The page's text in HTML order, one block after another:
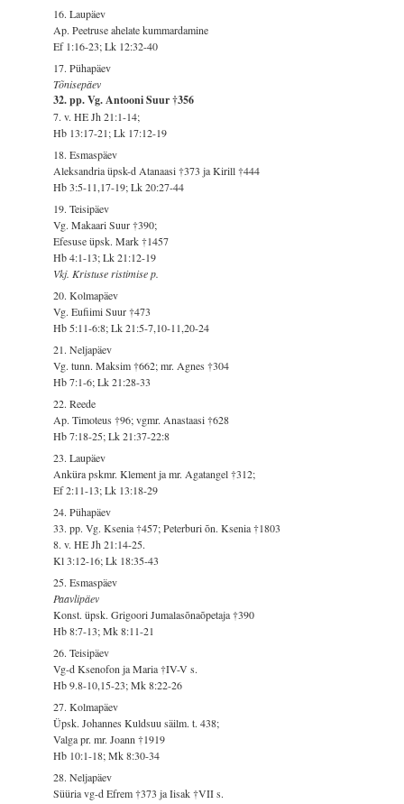
16. Laupäev
Ap. Peetruse ahelate kummardamine
Ef 1:16-23; Lk 12:32-40
17. Pühapäev
Tõnisepäev
32. pp. Vg. Antooni Suur †356
7. v. HE Jh 21:1-14;
Hb 13:17-21; Lk 17:12-19
18. Esmaspäev
Aleksandria üpsk-d Atanaasi †373 ja Kirill †444
Hb 3:5-11,17-19; Lk 20:27-44
19. Teisipäev
Vg. Makaari Suur †390;
Efesuse üpsk. Mark †1457
Hb 4:1-13; Lk 21:12-19
Vkj. Kristuse ristimise p.
20. Kolmapäev
Vg. Eufiimi Suur †473
Hb 5:11-6:8; Lk 21:5-7,10-11,20-24
21. Neljapäev
Vg. tunn. Maksim †662; mr. Agnes †304
Hb 7:1-6; Lk 21:28-33
22. Reede
Ap. Timoteus †96; vgmr. Anastaasi †628
Hb 7:18-25; Lk 21:37-22:8
23. Laupäev
Anküra pskmr. Klement ja mr. Agatangel †312;
Ef 2:11-13; Lk 13:18-29
24. Pühapäev
33. pp. Vg. Ksenia †457; Peterburi õn. Ksenia †1803
8. v. HE Jh 21:14-25.
Kl 3:12-16; Lk 18:35-43
25. Esmaspäev
Paavlipäev
Konst. üpsk. Grigoori Jumalasõnaõpetaja †390
Hb 8:7-13; Mk 8:11-21
26. Teisipäev
Vg-d Ksenofon ja Maria †IV-V s.
Hb 9.8-10,15-23; Mk 8:22-26
27. Kolmapäev
Üpsk. Johannes Kuldsuu säilm. t. 438;
Valga pr. mr. Joann †1919
Hb 10:1-18; Mk 8:30-34
28. Neljapäev
Süüria vg-d Efrem †373 ja Iisak †VII s.